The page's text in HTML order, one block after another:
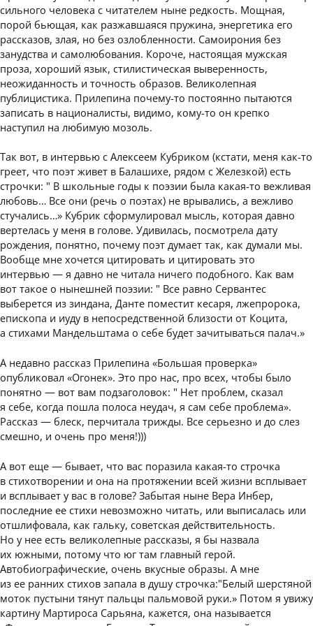
сильного человека с читателем ныне редкость. Мощная,
порой бьющая, как разжавшаяся пружина, энергетика его
рассказов, злая, но без озлобленности. Самоирония без
занудства и самолюбования. Короче, настоящая мужская
проза, хороший язык, стилистическая выверенность,
неожиданность и точность образов. Великолепная
публицистика. Прилепина почему-то постоянно пытаются
записать в националисты, видимо, кому-то он крепко
наступил на любимую мозоль.
Так вот, в интервью с Алексеем Кубриком (кстати, меня как-то
греет, что поэт живет в Балашихе, рядом с Железкой) есть
строчки: " В школьные годы к поэзии была какая-то вежливая
любовь… Все они (речь о поэтах) не врывались, а вежливо
стучались…» Кубрик сформулировал мысль, которая давно
вертелась у меня в голове. Удивилась, посмотрела дату
рождения, понятно, почему поэт думает так, как думали мы.
Вообще мне хочется цитировать и цитировать это
интервью — я давно не читала ничего подобного. Как вам
вот такое о нынешней поэзии: " Все равно Сервантес
выберется из зиндана, Данте поместит кесаря, лжепророка,
епископа и иуду в непосредственной близости от Коцита,
а стихами Мандельштама о себе будет зачитываться палач.»
А недавно рассказ Прилепина «Большая проверка»
опубликовал «Огонек». Это про нас, про всех, чтобы было
понятно — вот вам подзаголовок: " Нет проблем, сказал
я себе, когда пошла полоса неудач, я сам себе проблема».
Рассказ — блеск, перчитала трижды. Все серьезно и до слез
смешно, и очень про меня!)))
А вот еще — бывает, что вас поразила какая-то строчка
в стихотворении и она на протяжении всей жизни всплывает
и всплывает у вас в голове? Забытая ныне Вера Инбер,
последние ее стихи невозможно читать, или выписалась или
отшлифовала, как гальку, советская действительность.
Но у нее есть великолепные рассказы, я бы назвала
их южными, потому что юг там главный герой.
Автобиографические, очень вкусные образы. А мне
из ее ранних стихов запала в душу строчка:"Белый шерстяной
моток пустыни тянут пальцы пальмовой руки.» Потом я увижу
картину Мартироса Сарьяна, кажется, она называется